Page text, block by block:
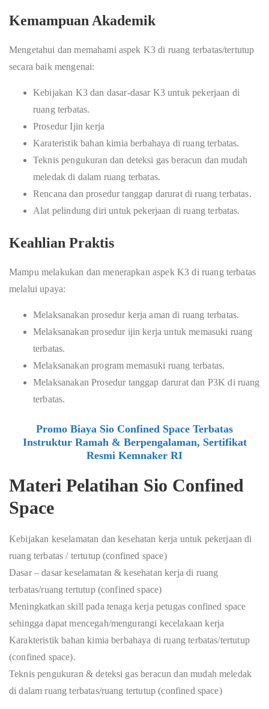
Kemampuan Akademik
Mengetahui dan memahami aspek K3 di ruang terbatas/tertutup
secara baik mengenai:
Kebijakan K3 dan dasar-dasar K3 untuk pekerjaan di
ruang terbatas.
Prosedur Ijin kerja
Karateristik bahan kimia berbahaya di ruang terbatas.
Teknis pengukuran dan deteksi gas beracun dan mudah
meledak di dalam ruang terbatas.
Rencana dan prosedur tanggap darurat di ruang terbatas.
Alat pelindung diri untuk pekerjaan di ruang terbatas.
Keahlian Praktis
Mampu melakukan dan menerapkan aspek K3 di ruang terbatas
melalui upaya:
Melaksanakan prosedur kerja aman di ruang terbatas.
Melaksanakan prosedur ijin kerja untuk memasuki ruang
terbatas.
Melaksanakan program memasuki ruang terbatas.
Melaksanakan Prosedur tanggap darurat dan P3K di ruang
terbatas.
Promo Biaya Sio Confined Space Terbatas
Instruktur Ramah & Berpengalaman, Sertifikat
Resmi Kemnaker RI
Materi Pelatihan Sio Confined
Space
Kebijakan keselamatan dan kesehatan kerja untuk pekerjaan di
ruang terbatas / tertutup (confined space)
Dasar – dasar keselamatan & kesehatan kerja di ruang
terbatas/ruang tertutup (confined space)
Meningkatkan skill pada tenaga kerja petugas confined space
sehingga dapat mencegah/mengurangi kecelakaan kerja
Karakteristik bahan kimia berbahaya di ruang terbatas/tertutup
(confined space).
Teknis pengukuran & deteksi gas beracun dan mudah meledak
di dalam ruang terbatas/ruang tertutup (confined space)